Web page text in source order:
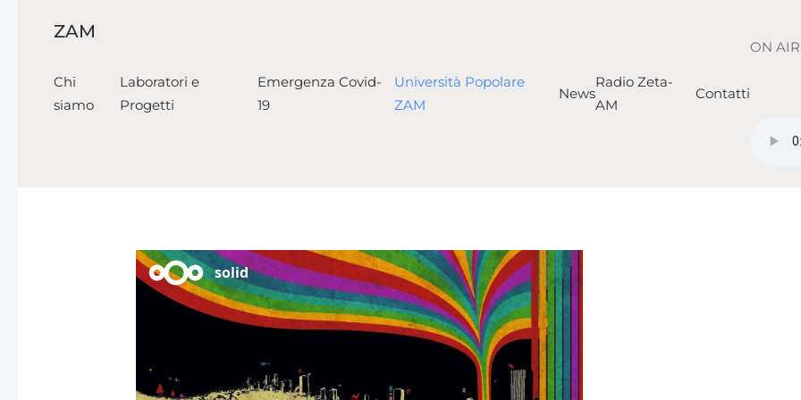
Skip to main content
ZAM
Chi
siamo
Laboratori e
Progetti
Emergenza Covid-
19
Università Popolare
ZAM
News
Radio Zeta-
AM
Contatti
ON